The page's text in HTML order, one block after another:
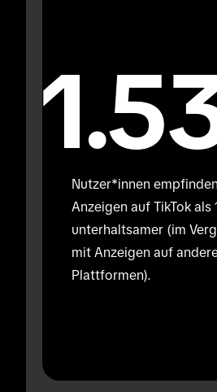
Nutzer*innen empfinden
Anzeigen auf TikTok als
unterhaltsamer (im
mit Anzeigen auf
Plattformen).